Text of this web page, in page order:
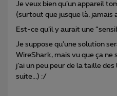
Je veux bien qu’un appareil
(surtout que jusque là, jamais
Est-ce qu’il y aurait une
Je suppose qu’une solution
WireShark, mais vu que ça
j’ai un peu peur de la taille
suite...) :/